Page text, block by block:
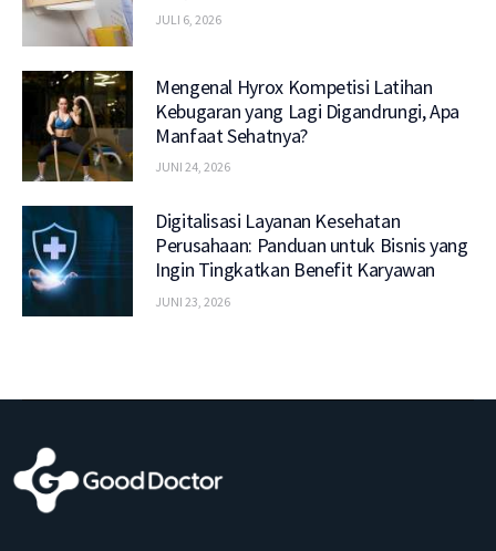
JULI 6, 2026
Mengenal Hyrox Kompetisi Latihan
Kebugaran yang Lagi Digandrungi, Apa
Manfaat Sehatnya?
JUNI 24, 2026
Digitalisasi Layanan Kesehatan
Perusahaan: Panduan untuk Bisnis yang
Ingin Tingkatkan Benefit Karyawan
JUNI 23, 2026